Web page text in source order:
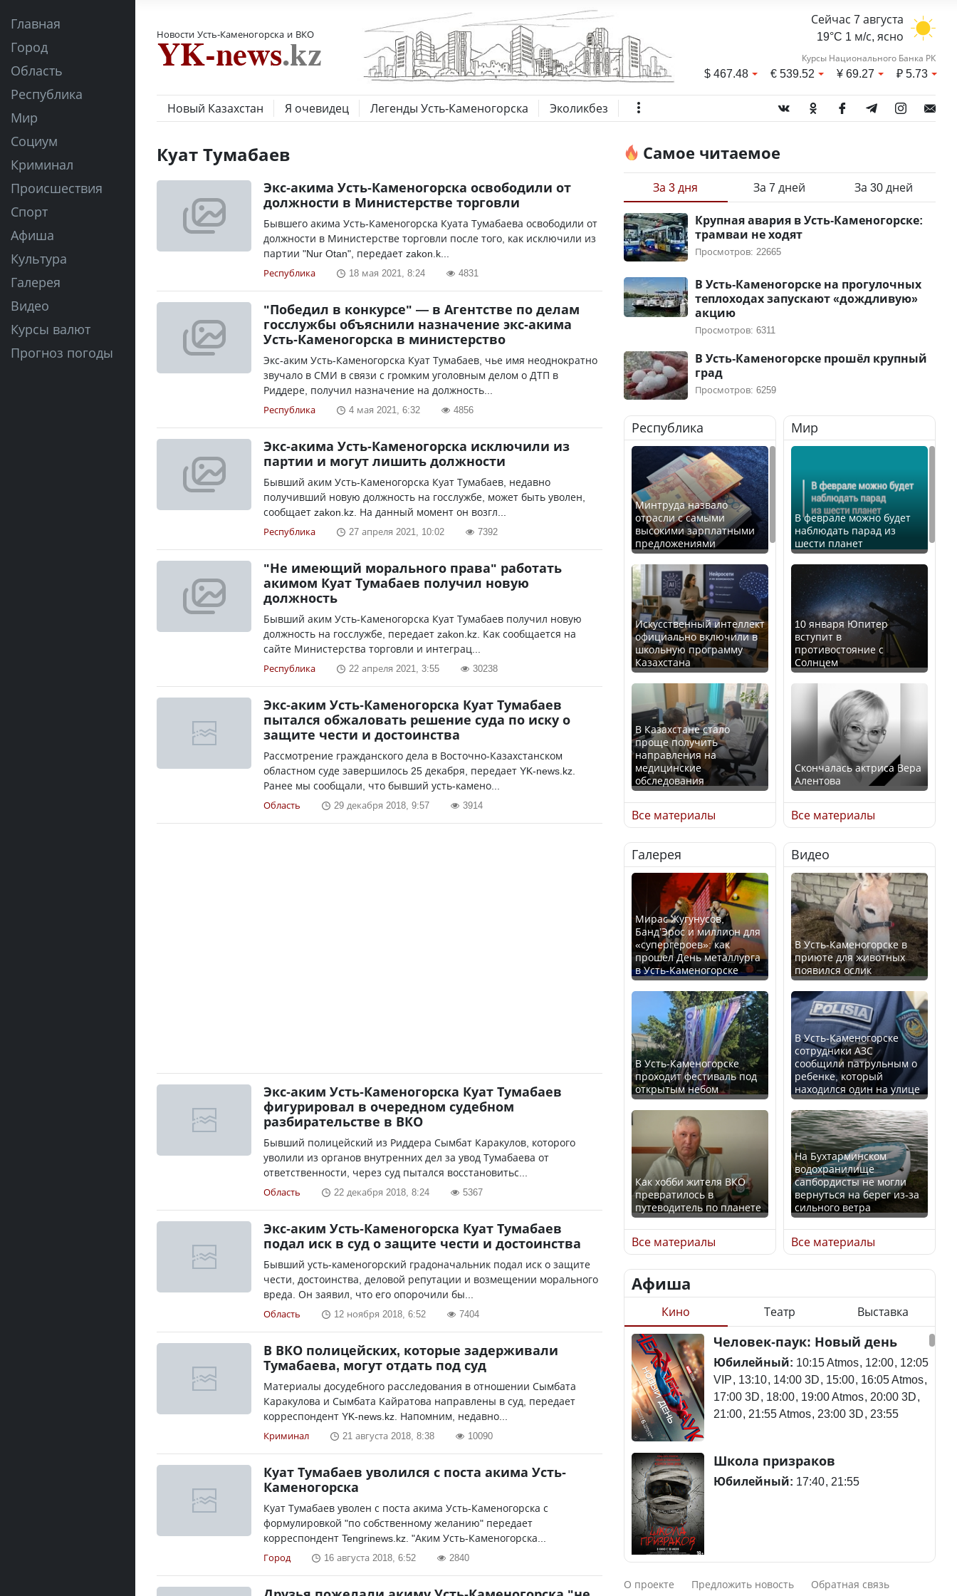
Главная
Город
Область
Республика
Мир
Социум
Криминал
Происшествия
Спорт
Афиша
Культура
Галерея
Видео
Курсы валют
Прогноз погоды
Новости Усть-Каменогорска и ВКО
Сейчас 7 августа
19°C 1 м/с, ясно
Курсы Национального Банка РК
$467.48 €539.52 ¥69.27 ₽5.73
Новый Казахстан Я очевидец Легенды Усть-Каменогорска Эколикбез
Куат Тумабаев
Экс-акима Усть-Каменогорска освободили от
должности в Министерстве торговли
Бывшего акима Усть-Каменогорска Куата Тумабаева освободили от
должности в Министерстве торговли после того, как исключили из
партии "Nur Otan", передает zakon.k...
Республика 18 мая 2021, 8:24 4831
"Победил в конкурсе" — в Агентстве по делам
госслужбы объяснили назначение экс-акима
Усть-Каменогорска в министерство
Экс-аким Усть-Каменогорска Куат Тумабаев, чье имя неоднократно
звучало в СМИ в связи с громким уголовным делом о ДТП в
Риддере, получил назначение на должность...
Республика 4 мая 2021, 6:32 4856
Экс-акима Усть-Каменогорска исключили из
партии и могут лишить должности
Бывший аким Усть-Каменогорска Куат Тумабаев, недавно
получивший новую должность на госслужбе, может быть уволен,
сообщает zakon.kz. На данный момент он возгл...
Республика 27 апреля 2021, 10:02 7392
"Не имеющий морального права" работать
акимом Куат Тумабаев получил новую
должность
Бывший аким Усть-Каменогорска Куат Тумабаев получил новую
должность на госслужбе, передает zakon.kz. Как сообщается на
сайте Министерства торговли и интеграц...
Республика 22 апреля 2021, 3:55 30238
Экс-аким Усть-Каменогорска Куат Тумабаев
пытался обжаловать решение суда по иску о
защите чести и достоинства
Рассмотрение гражданского дела в Восточно-Казахстанском
областном суде завершилось 25 декабря, передает YK-news.kz.
Ранее мы сообщали, что бывший усть-камено...
Область 29 декабря 2018, 9:57 3914
Экс-аким Усть-Каменогорска Куат Тумабаев
фигурировал в очередном судебном
разбирательстве в ВКО
Бывший полицейский из Риддера Сымбат Каракулов, которого
уволили из органов внутренних дел за увод Тумабаева от
ответственности, через суд пытался восстановитьс...
Область 22 декабря 2018, 8:24 5367
Экс-аким Усть-Каменогорска Куат Тумабаев
подал иск в суд о защите чести и достоинства
Бывший усть-каменогорский градоначальник подал иск о защите
чести, достоинства, деловой репутации и возмещении морального
вреда. Он заявил, что его опорочили бы...
Область 12 ноября 2018, 6:52 7404
В ВКО полицейских, которые задерживали
Тумабаева, могут отдать под суд
Материалы досудебного расследования в отношении Сымбата
Каракулова и Сымбата Кайратова направлены в суд, передает
корреспондент YK-news.kz. Напомним, недавно...
Криминал 21 августа 2018, 8:38 10090
Куат Тумабаев уволился с поста акима Усть-
Каменогорска
Куат Тумабаев уволен с поста акима Усть-Каменогорска с
формулировкой "по собственному желанию" передает
корреспондент Tengrinews.kz. "Аким Усть-Каменогорска...
Город 16 августа 2018, 6:52 2840
Самое читаемое
За 3 дня За 7 дней За 30 дней
Крупная авария в Усть-Каменогорске:
трамваи не ходят
Просмотров: 22665
В Усть-Каменогорске на прогулочных
теплоходах запускают «дождливую»
акцию
Просмотров: 6311
В Усть-Каменогорске прошёл крупный
град
Просмотров: 6259
Республика
Минтруда назвало
отрасли с самыми
высокими зарплатными
предложениями
Искусственный интеллект
официально включили в
школьную программу
Казахстана
В Казахстане стало
проще получить
направления на
медицинские
обследования
Қазақстан Орталық Азия
елдері арасында әл-ауқат
индексінде көш бастады
Казахстан возглавил
рейтинг благополучия
среди стран Центральной
Азии
Будут ли представлены
интересы регионов в
Курултае?
Ең төменгі жалақы,
алимент, экология: жеті
партия сайлаушылармен
нені талқылап жатыр?
алименты, экология — о
чем говорят с
избирателями
представители партий
Министр рассказал, из
чего делают колбасу в
Казахстане
почему казахстанские
Все материалы
Мир
В феврале можно будет
наблюдать парад из
шести планет
10 января Юпитер
вступит в
противостояние с
Солнцем
Скончалась актриса Вера
Алентова
В РФ вынесен заочный
приговор по уголовному
делу об убийстве Игоря
Талькова
В России введены
дополнительные
ограничения для
казахстанских прав
Трамп официально
вступил в должность
президента США
Луну признали объектом
культурного наследия,
находящегося под
угрозой исчезновения
Станет ли
метапневмовирус
эпидемией, рассказали в
ВОЗ
потерпел крушение в
Южной Корее, погибли
120 человек
Актау: Путин принес
Все материалы
Галерея
Мирас Жугунусов,
Банд’Эрос и миллион для
«супергероев»: как
прошел День металлурга
в Усть-Каменогорске
В Усть-Каменогорске
проходит фестиваль под
открытым небом
Как хобби жителя ВКО
превратилось в
путеводитель по планете
Все материалы
Видео
В Усть-Каменогорске в
приюте для животных
появился ослик
В Усть-Каменогорске
сотрудники АЗС
сообщили патрульным о
ребенке, который
находился один на улице
На Бухтарминском
водохранилище
сапбордисты не могли
вернуться на берег из-за
сильного ветра
Все материалы
Афиша
Кино Театр Выставка
Человек-паук: Новый день
Юбилейный: 10:15 Atmos 12:00 12:05
VIP 13:10 14:00 3D 15:00 16:05 Atmos
17:00 3D 18:00 19:00 Atmos 20:00 3D
21:00 21:55 Atmos 23:00 3D 23:55
Школа призраков
Юбилейный: 17:40 21:55
Смешарики сквозь вселенные
О проекте Предложить новость
Обратная связь